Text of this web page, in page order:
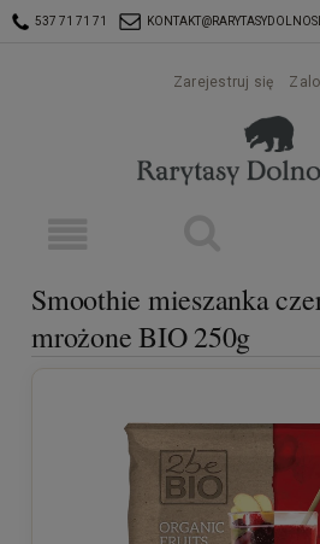
537 71 71 71
Zarejestruj się
Smoothie mieszanka
mrożone BIO 250g